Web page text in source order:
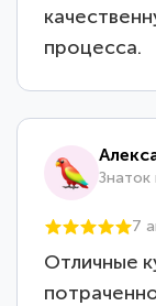
процесса.
Знаток
7
Отличные